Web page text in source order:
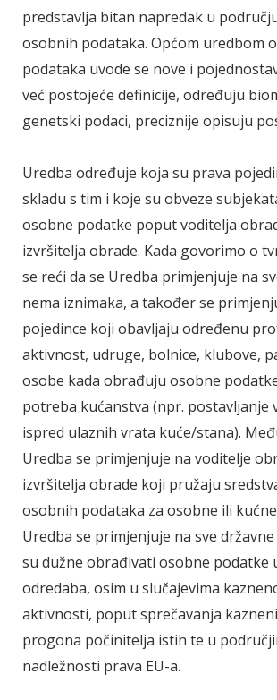
predstavlja bitan napredak u
osobnih podataka. Općom uredbom
podataka uvode se nove i
već postojeće definicije, određuju
genetski podaci, preciznije opisuju
Uredba određuje koja su prava
skladu s tim i koje su obveze
osobne podatke poput voditelja
izvršitelja obrade. Kada govorimo o
se reći da se Uredba primjenjuje na
nema iznimaka, a također se
pojedince koji obavljaju određenu
aktivnost, udruge, bolnice, klubove,
osobe kada obrađuju osobne
potreba kućanstva (npr. postavljanje
ispred ulaznih vrata kuće/stana).
Uredba se primjenjuje na voditelje
izvršitelja obrade koji pružaju
osobnih podataka za osobne ili
Uredba se primjenjuje na sve
su dužne obrađivati osobne podatke
odredaba, osim u slučajevima
aktivnosti, poput sprečavanja
progona počinitelja istih te u
nadležnosti prava EU-a.